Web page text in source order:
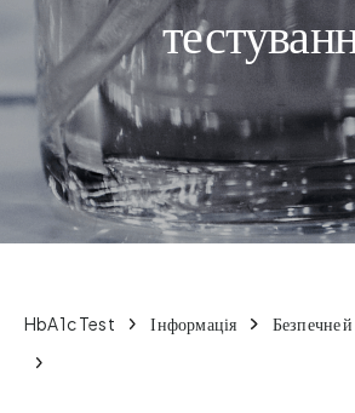
HbA1c Test Інформація Безпечне